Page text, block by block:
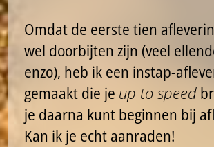
Omdat de eerste tien
wel doorbijten zijn (veel
enzo), heb ik een instap-
gemaakt die je up to speed
je daarna kunt beginnen bij
Kan ik je echt aanraden!